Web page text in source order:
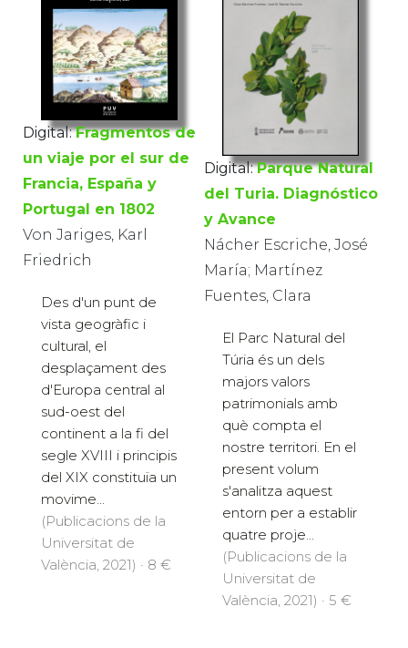
Digital: Fragmentos de
un viaje por el sur de
Francia, España y
Portugal en 1802
Von Jariges, Karl
Friedrich
Des d'un punt de
vista geogràfic i
cultural, el
desplaçament des
d'Europa central al
sud-oest del
continent a la fi del
segle XVIII i principis
del XIX constituïa un
movime...
(Publicacions de la
Universitat de
València, 2021) · 8 €
Digital: Parque Natural
del Turia. Diagnóstico
y Avance
Nácher Escriche, José
María; Martínez
Fuentes, Clara
El Parc Natural del
Túria és un dels
majors valors
patrimonials amb
què compta el
nostre territori. En el
present volum
s'analitza aquest
entorn per a establir
quatre proje...
(Publicacions de la
Universitat de
València, 2021) · 5 €